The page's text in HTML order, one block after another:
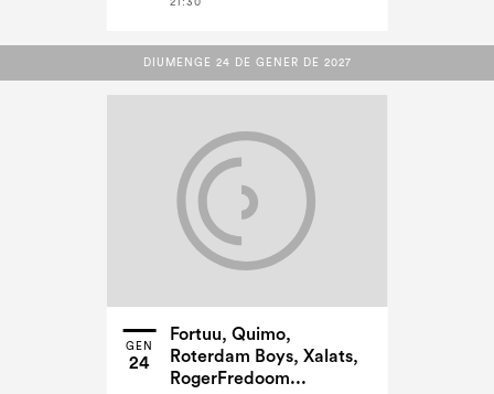
DIUMENGE 24 DE GENER DE 2027
DIUMENGE 24 DE GENER DE 2027
GEN
24
Fortuu, Quimo,
Roterdam Boys, Xalats,
RogerFredoom...